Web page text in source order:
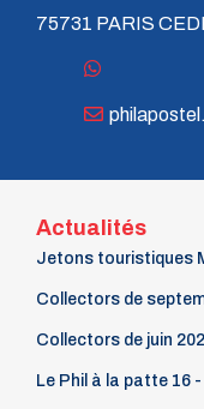
75731 PARIS
Actualités
Jetons touristiques
Collectors de
Collectors de juin
Le Phil à la patte 16